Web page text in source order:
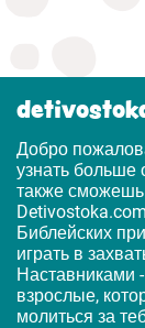
Добро
узнать больше
также сможешь
Библейских
играть в
Наставниками
взрослые,
молиться за